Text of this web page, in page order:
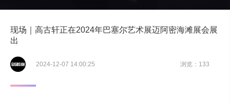
现场｜高古轩正在2024年巴塞尔艺术展迈阿密海滩展会展
出
2024-12-07 14:00:25 浏览：133